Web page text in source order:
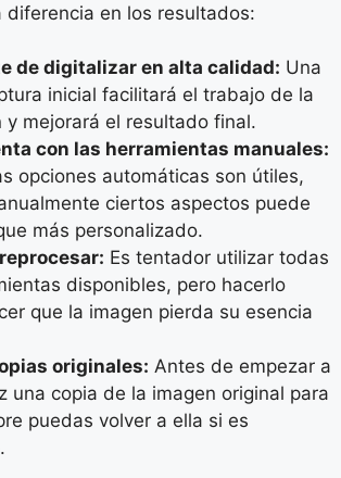
diferencia en los resultados:
de digitalizar en alta calidad: Una
inicial facilitará el trabajo de la
y mejorará el resultado final.
con las herramientas manuales:
opciones automáticas son útiles,
ciertos aspectos puede
más personalizado.
Es tentador utilizar todas
disponibles, pero hacerlo
que la imagen pierda su esencia
originales: Antes de empezar a
una copia de la imagen original para
puedas volver a ella si es